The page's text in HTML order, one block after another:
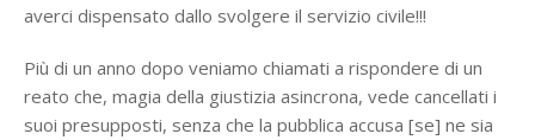
averci dispensato dallo svolgere il servizio civile!!!
Più di un anno dopo veniamo chiamati a rispondere di un
reato che, magia della giustizia asincrona, vede cancellati i
suoi presupposti, senza che la pubblica accusa [se] ne sia